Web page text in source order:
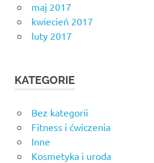
maj 2017
kwiecień 2017
luty 2017
KATEGORIE
Bez kategorii
Fitness i ćwiczenia
Inne
Kosmetyka i uroda